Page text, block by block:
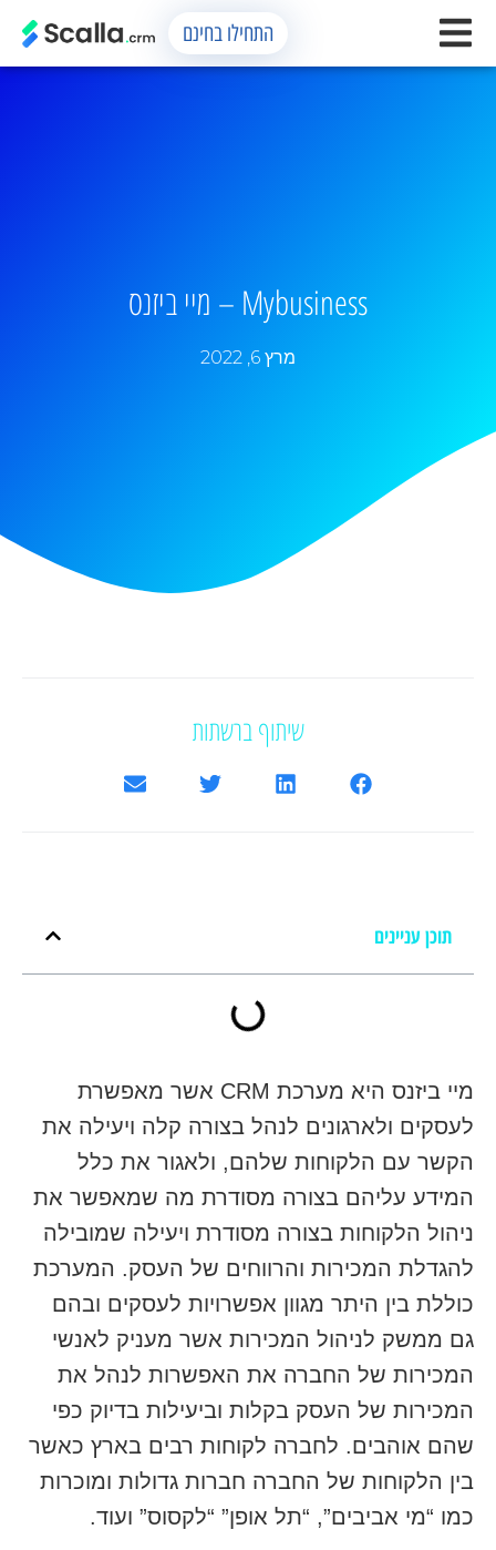
התחילו בחינם
Mybusiness – מיי ביזנס
מרץ 6, 2022
שיתוף ברשתות
תוכן עניינים
מיי ביזנס היא מערכת CRM אשר מאפשרת
לעסקים ולארגונים לנהל בצורה קלה ויעילה את
הקשר עם הלקוחות שלהם, ולאגור את כלל
המידע עליהם בצורה מסודרת מה שמאפשר את
ניהול הלקוחות בצורה מסודרת ויעילה שמובילה
להגדלת המכירות והרווחים של העסק. המערכת
כוללת בין היתר מגוון אפשרויות לעסקים ובהם
גם ממשק לניהול המכירות אשר מעניק לאנשי
המכירות של החברה את האפשרות לנהל את
המכירות של העסק בקלות וביעילות בדיוק כפי
שהם אוהבים. לחברה לקוחות רבים בארץ כאשר
בין הלקוחות של החברה חברות גדולות ומוכרות
כמו “מי אביבים”, “תל אופן” “לקסוס” ועוד.